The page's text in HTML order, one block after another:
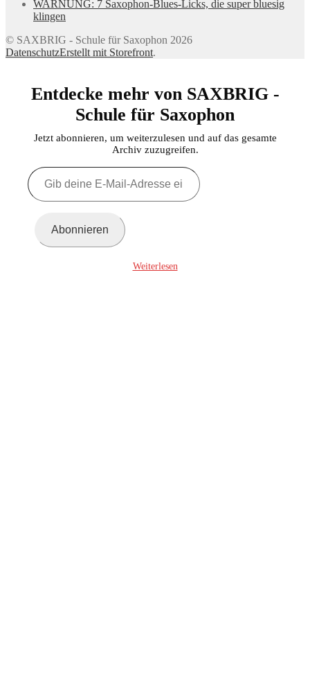
WARNUNG: 7 Saxophon-Blues-Licks, die super bluesig
klingen
© SAXBRIG - Schule für Saxophon 2026
DatenschutzErstellt mit Storefront.
Entdecke mehr von SAXBRIG -
Schule für Saxophon
Jetzt abonnieren, um weiterzulesen und auf das gesamte
Archiv zuzugreifen.
Gib
deine
E-
Abonnieren
Weiterlesen